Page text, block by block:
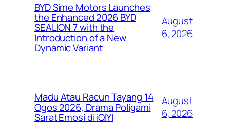
BYD Sime Motors Launches
the Enhanced 2026 BYD
SEALION 7 with the
Introduction of a New
Dynamic Variant
August
6, 2026
Madu Atau Racun Tayang 14
Ogos 2026, Drama Poligami
Sarat Emosi di iQIYI
August
6, 2026